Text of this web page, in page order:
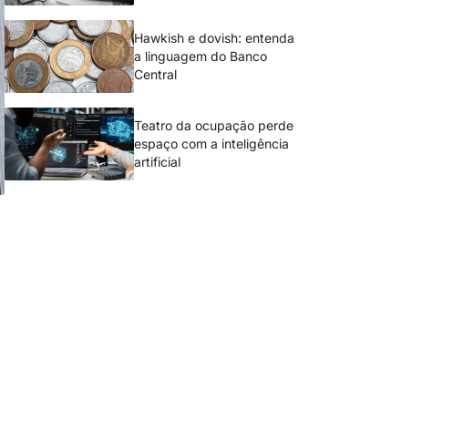
Hawkish e dovish: entenda
a linguagem do Banco
Central
Teatro da ocupação perde
espaço com a inteligência
artificial